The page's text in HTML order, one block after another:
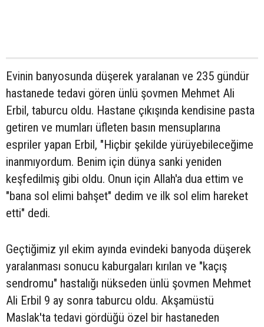
Evinin banyosunda düşerek yaralanan ve 235 gündür
hastanede tedavi gören ünlü şovmen Mehmet Ali
Erbil, taburcu oldu. Hastane çıkışında kendisine pasta
getiren ve mumları üfleten basın mensuplarına
espriler yapan Erbil, "Hiçbir şekilde yürüyebileceğime
inanmıyordum. Benim için dünya sanki yeniden
keşfedilmiş gibi oldu. Onun için Allah'a dua ettim ve
"bana sol elimi bahşet" dedim ve ilk sol elim hareket
etti" dedi.
Geçtiğimiz yıl ekim ayında evindeki banyoda düşerek
yaralanması sonucu kaburgaları kırılan ve "kaçış
sendromu" hastalığı nükseden ünlü şovmen Mehmet
Ali Erbil 9 ay sonra taburcu oldu. Akşamüstü
Maslak'ta tedavi gördüğü özel bir hastaneden